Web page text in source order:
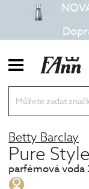
Betty Barclay
Pure Style
parfémová voda